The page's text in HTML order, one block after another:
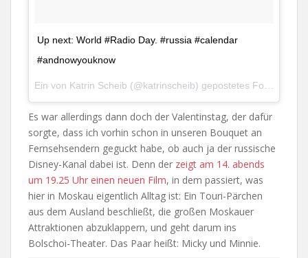
Up next: World #Radio Day. #russia #calendar
#andnowyouknow
Es war allerdings dann doch der Valentinstag, der dafür
sorgte, dass ich vorhin schon in unseren Bouquet an
Fernsehsendern geguckt habe, ob auch ja der russische
Disney-Kanal dabei ist. Denn der zeigt am 14. abends
um 19.25 Uhr einen neuen Film, in dem passiert, was
hier in Moskau eigentlich Alltag ist: Ein Touri-Pärchen
aus dem Ausland beschließt, die großen Moskauer
Attraktionen abzuklappern, und geht darum ins
Bolschoi-Theater. Das Paar heißt: Micky und Minnie.